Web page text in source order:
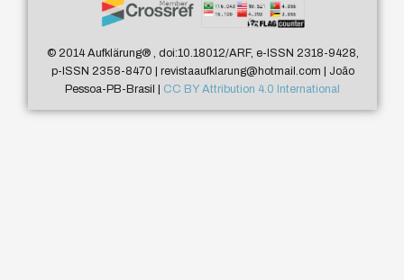
© 2014 Aufklärung®, doi:10.18012/ARF, e-ISSN 2318-9428,
p-ISSN 2358-8470 | revistaaufklarung@hotmail.com | João
Pessoa-PB-Brasil | CC BY Attribution 4.0 International